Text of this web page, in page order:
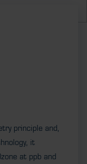
principle and,
it
at ppb and